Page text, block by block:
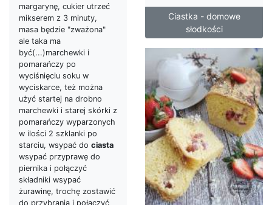
Ciastka - domowe
słodkości
margarynę, cukier utrzeć
mikserem z 3 minuty,
masa będzie "zważona"
ale taka ma
być(...)marchewki i
pomarańczy po
wyciśnięciu soku w
wyciskarce, też można
użyć startej na drobno
marchewki i starej skórki z
pomarańczy wyparzonych
w ilości 2 szklanki po
starciu, wsypać do ciasta
wsypać przyprawę do
piernika i połączyć
składniki wsypać
żurawinę, trochę zostawić
do przybrania i połączyć